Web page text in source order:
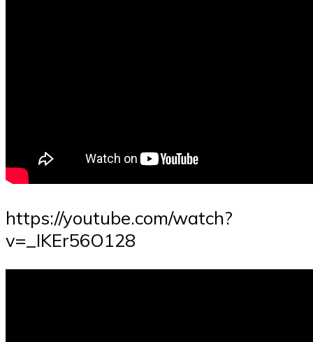
https://youtube.com/watch?
v=_IKEr56O128